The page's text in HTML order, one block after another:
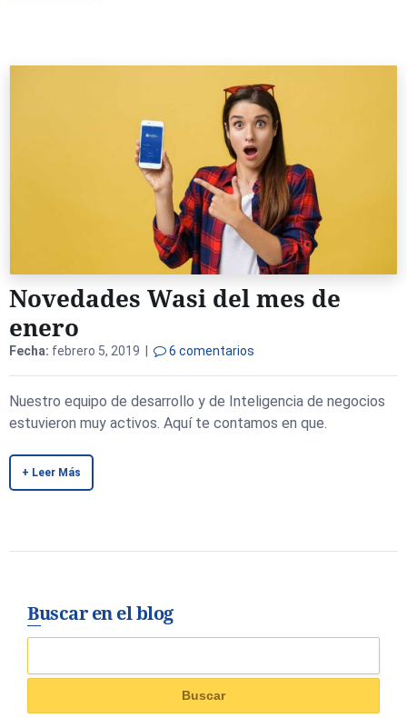
Novedades Wasi del mes de
enero
Fecha: febrero 5, 2019 | 6 comentarios
Nuestro equipo de desarrollo y de Inteligencia de negocios
estuvieron muy activos. Aquí te contamos en que.
+ Leer Más
Buscar en el blog